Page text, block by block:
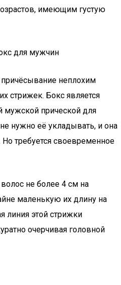
имеющим густую
для мужчин
неплохим
стрижек. Бокс является
мужской прической для
нужно её укладывать, и она
требуется своевременное
не более 4 см на
маленькую их длину на
линия этой стрижки
очерчивая головной